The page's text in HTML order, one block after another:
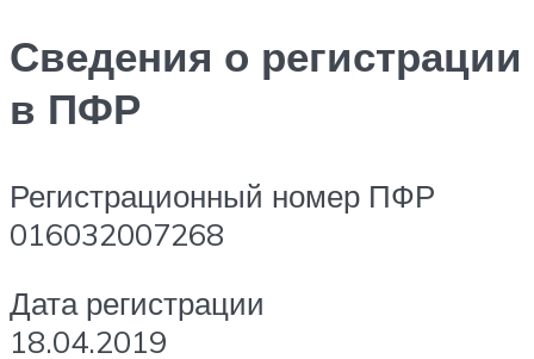
Сведения о регистрации
в ПФР
Регистрационный номер ПФР
016032007268
Дата регистрации
18.04.2019